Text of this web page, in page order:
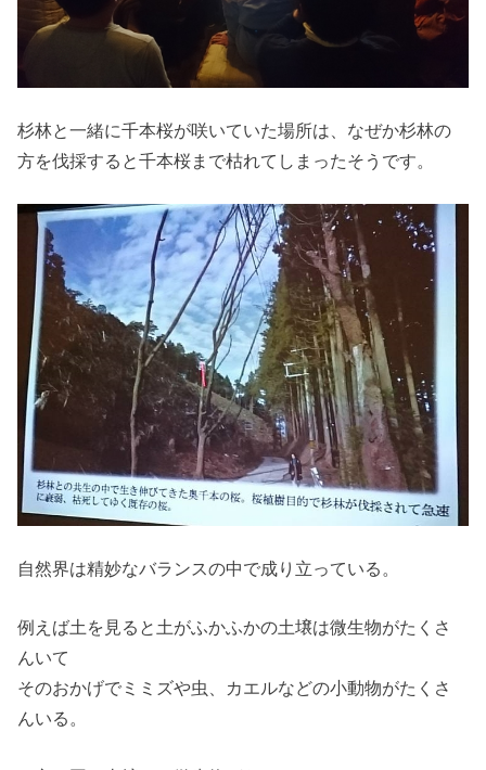
杉林と一緒に千本桜が咲いていた場所は、なぜか杉林の
方を伐採すると千本桜まで枯れてしまったそうです。
自然界は精妙なバランスの中で成り立っている。
例えば土を見ると土がふかふかの土壌は微生物がたくさ
んいて
そのおかげでミミズや虫、カエルなどの小動物がたくさ
んいる。